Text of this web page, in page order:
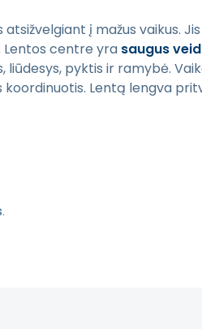
į mažus vaikus. Jis
Lentos centre yra saugus
liūdesys, pyktis ir ramybė.
Lentą lengva
.